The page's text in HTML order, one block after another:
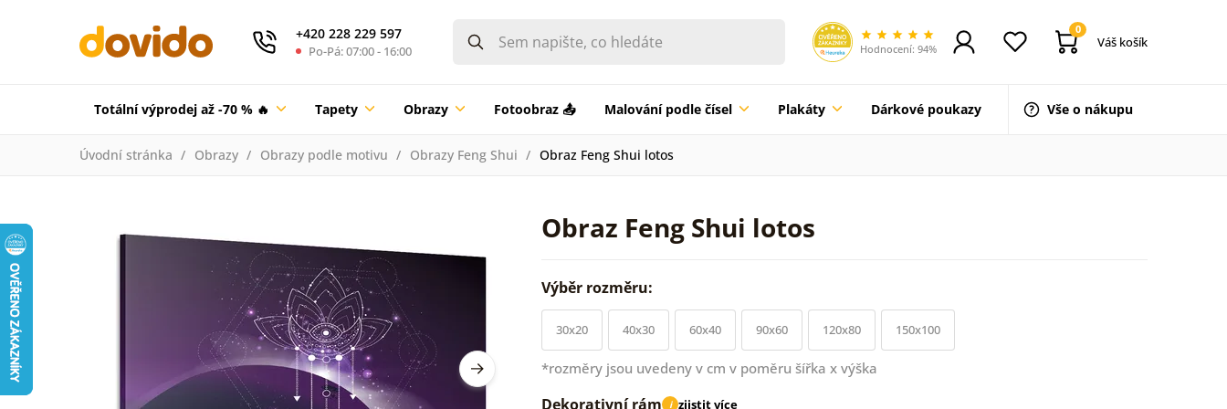
+420 228 229 597
Po-Pá: 07:00 - 16:00 Hodnocení: 94%
0
Váš košík
Totální výprodej až -70 % 🔥 Tapety Obrazy Fotoobraz 📤 Malování podle čísel Plakáty Dárkové poukazy Vše o nákupu
Úvodní stránka Obrazy Obrazy podle motivu Obrazy Feng Shui Obraz Feng Shui lotos
Obraz Feng Shui lotos
Výběr rozměru:
30x20 40x30 60x40 90x60 120x80 150x100
*rozměry jsou uvedeny v cm v poměru šířka x výška
Dekorativní rám i zjistit více